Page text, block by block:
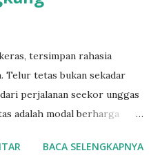
tersimpan rahasia
Telur tetas bukan sekadar
perjalanan seekor unggas
adalah modal berharga
tetas merupakan contoh
BACA SELENGKAPNYA